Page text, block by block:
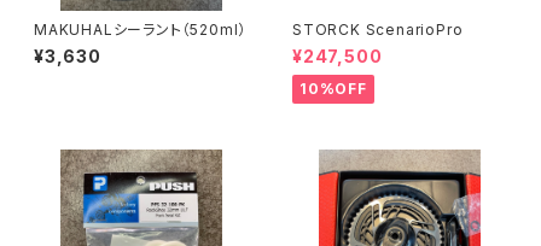
MAKUHALシーラント（520ml）
¥3,630
STORCK ScenarioPro
¥247,500
10%OFF